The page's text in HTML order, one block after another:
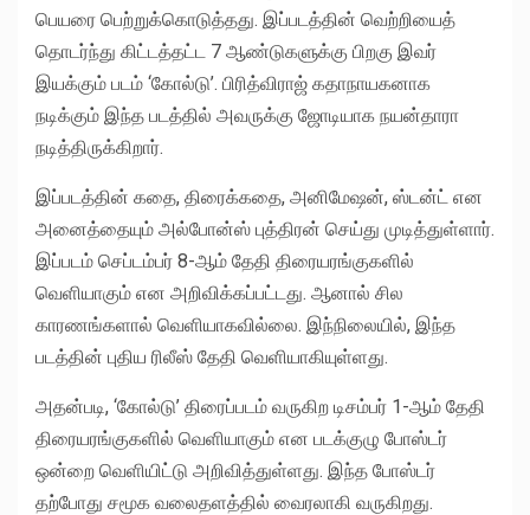
பெயரை பெற்றுக்கொடுத்தது. இப்படத்தின் வெற்றியைத்
தொடர்ந்து கிட்டத்தட்ட 7 ஆண்டுகளுக்கு பிறகு இவர்
இயக்கும் படம் ‘கோல்டு’. பிரித்விராஜ் கதாநாயகனாக
நடிக்கும் இந்த படத்தில் அவருக்கு ஜோடியாக நயன்தாரா
நடித்திருக்கிறார்.
இப்படத்தின் கதை, திரைக்கதை, அனிமேஷன், ஸ்டன்ட் என
அனைத்தையும் அல்போன்ஸ் புத்திரன் செய்து முடித்துள்ளார்.
இப்படம் செப்டம்பர் 8-ஆம் தேதி திரையரங்குகளில்
வெளியாகும் என அறிவிக்கப்பட்டது. ஆனால் சில
காரணங்களால் வெளியாகவில்லை. இந்நிலையில், இந்த
படத்தின் புதிய ரிலீஸ் தேதி வெளியாகியுள்ளது.
அதன்படி, ‘கோல்டு’ திரைப்படம் வருகிற டிசம்பர் 1-ஆம் தேதி
திரையரங்குகளில் வெளியாகும் என படக்குழு போஸ்டர்
ஒன்றை வெளியிட்டு அறிவித்துள்ளது. இந்த போஸ்டர்
தற்போது சமூக வலைதளத்தில் வைரலாகி வருகிறது.